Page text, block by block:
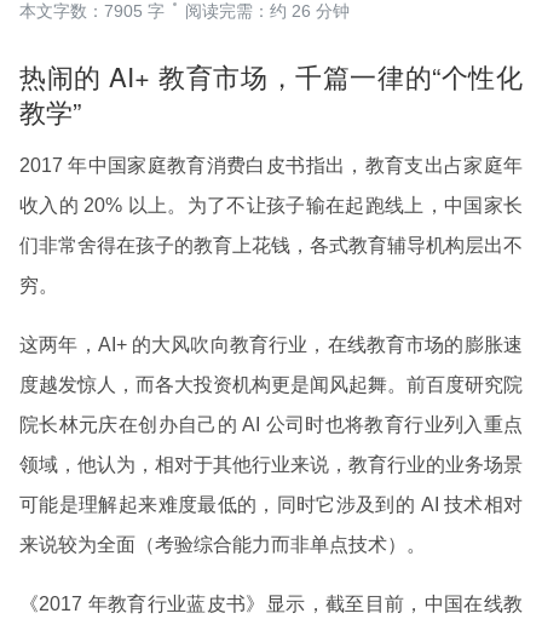
本文字数：7905 字 阅读完需：约 26 分钟
热闹的 AI+ 教育市场，千篇一律的“个性化
教学”
2017 年中国家庭教育消费白皮书指出，教育支出占家庭年
收入的 20% 以上。为了不让孩子输在起跑线上，中国家长
们非常舍得在孩子的教育上花钱，各式教育辅导机构层出不
穷。
这两年，AI+ 的大风吹向教育行业，在线教育市场的膨胀速
度越发惊人，而各大投资机构更是闻风起舞。前百度研究院
院长林元庆在创办自己的 AI 公司时也将教育行业列入重点
领域，他认为，相对于其他行业来说，教育行业的业务场景
可能是理解起来难度最低的，同时它涉及到的 AI 技术相对
来说较为全面（考验综合能力而非单点技术）。
《2017 年教育行业蓝皮书》显示，截至目前，中国在线教